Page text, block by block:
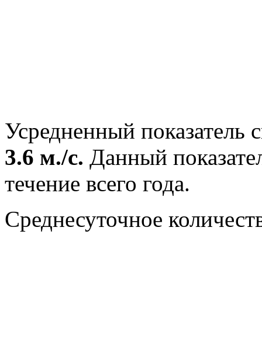
Усредненный показатель
3.6 м./с. Данный
течение всего года.
Среднесуточное